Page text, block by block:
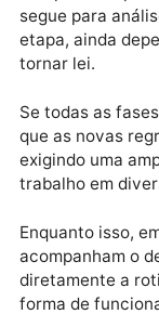
A preocupação
combustíveis.
realizam
ajustes em
foi aprovado
segue para
etapa, ainda
tornar lei.